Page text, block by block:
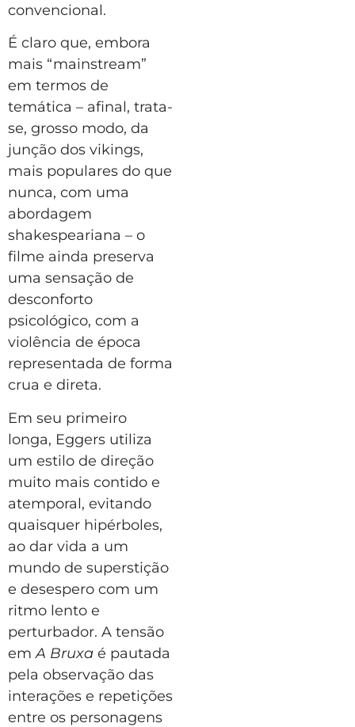
convencional.
É claro que, embora
mais “mainstream”
em termos de
temática – afinal, trata-
se, grosso modo, da
junção dos vikings,
mais populares do que
nunca, com uma
abordagem
shakespeariana – o
filme ainda preserva
uma sensação de
desconforto
psicológico, com a
violência de época
representada de forma
crua e direta.
Em seu primeiro
longa, Eggers utiliza
um estilo de direção
muito mais contido e
atemporal, evitando
quaisquer hipérboles,
ao dar vida a um
mundo de superstição
e desespero com um
ritmo lento e
perturbador. A tensão
emA Bruxa é pautada
pela observação das
interações e repetições
entre os personagens